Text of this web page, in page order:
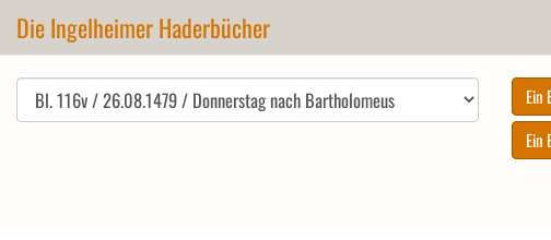
Die Ingelheimer Haderbücher